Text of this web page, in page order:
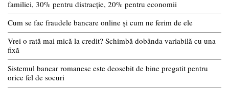
familiei, 30% pentru distracție, 20% pentru economii
Cum se fac fraudele bancare online și cum ne ferim de ele
Vrei o rată mai mică la credit? Schimbă dobânda variabilă cu una
fixă
Sistemul bancar romanesc este deosebit de bine pregatit pentru
orice fel de socuri